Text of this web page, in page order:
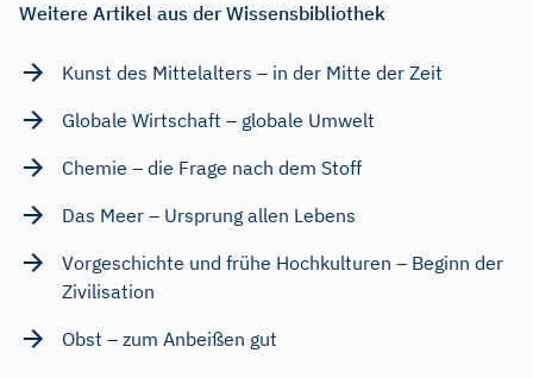
Weitere Artikel aus der Wissensbibliothek
Kunst des Mittelalters – in der Mitte der Zeit
Globale Wirtschaft – globale Umwelt
Chemie – die Frage nach dem Stoff
Das Meer – Ursprung allen Lebens
Vorgeschichte und frühe Hochkulturen – Beginn der
Zivilisation
Obst – zum Anbeißen gut